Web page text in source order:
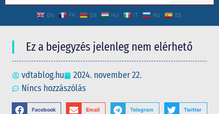
EN FR DE HU IT RU ES
Ez a bejegyzés jelenleg nem elérhető
vdtablog.hu
2024. november 22.
Nincs hozzászólás
Facebook Email Telegram Twitter